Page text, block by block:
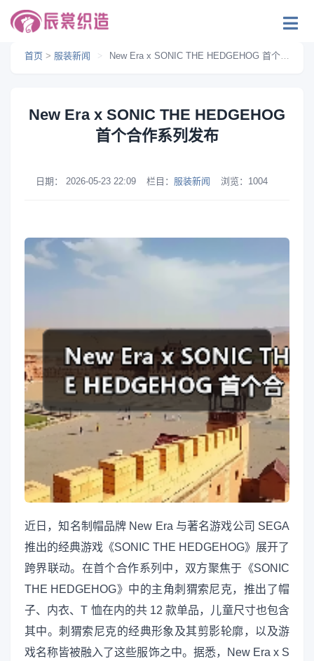
首页 > 服装新闻 > New Era x SONIC THE HEDGEHOG 首个合作系列发布
New Era x SONIC THE HEDGEHOG
首个合作系列发布
日期： 2026-05-23 22:09 栏目： 服装新闻 浏览： 1004
近日，知名制帽品牌 New Era 与著名游戏公司 SEGA
推出的经典游戏《SONIC THE HEDGEHOG》展开了
跨界联动。在首个合作系列中，双方聚焦于《SONIC
THE HEDGEHOG》中的主角刺猬索尼克，推出了帽
子、内衣、T 恤在内的共 12 款单品，儿童尺寸也包含
其中。刺猬索尼克的经典形象及其剪影轮廓，以及游
戏名称皆被融入了这些服饰之中。据悉，New Era x S